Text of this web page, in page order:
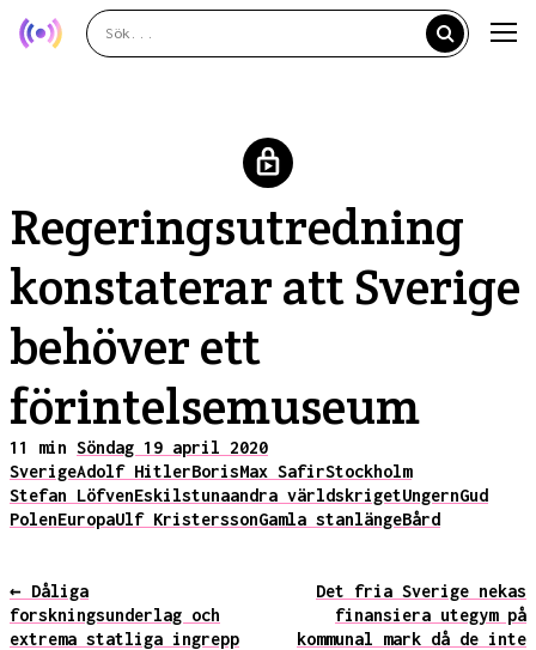
Regeringsutredning
konstaterar att Sverige
behöver ett
förintelsemuseum
11 min Söndag 19 april 2020
SverigeAdolf HitlerBorisMax SafirStockholm
Stefan LöfvenEskilstunaandra världskrigetUngernGud
PolenEuropaUlf KristerssonGamla stanlängeBård
← Dåliga
forskningsunderlag och
extrema statliga ingrepp
Det fria Sverige nekas
finansiera utegym på
kommunal mark då de inte